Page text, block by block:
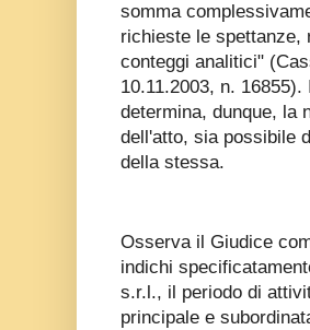
somma
richieste le spettanze,
conteggi analitici"
10.11.2003, n.
determina, dunque, la
dell'atto, sia possibile
della stessa.
Osserva il Giudice
indichi
s.r.l., il periodo di
principale e